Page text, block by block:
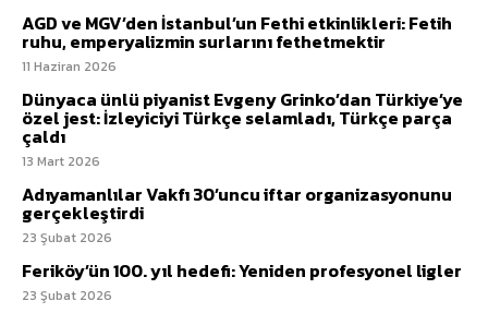
AGD ve MGV’den İstanbul’un Fethi etkinlikleri: Fetih
ruhu, emperyalizmin surlarını fethetmektir
11 Haziran 2026
Dünyaca ünlü piyanist Evgeny Grinko’dan Türkiye’ye
özel jest: İzleyiciyi Türkçe selamladı, Türkçe parça
çaldı
13 Mart 2026
Adıyamanlılar Vakfı 30’uncu iftar organizasyonunu
gerçekleştirdi
23 Şubat 2026
Feriköy’ün 100. yıl hedefi: Yeniden profesyonel ligler
23 Şubat 2026